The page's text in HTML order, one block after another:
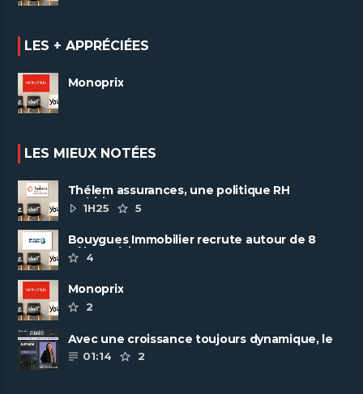
LES + APPRÉCIÉES
Monoprix
LES MIEUX NOTÉES
Thélem assurances, une politique RH
ambitieuse
1H25 5
Bouygues Immobilier recrute autour de 8
pôles métiers
4
Monoprix
2
Avec une croissance toujours dynamique, le
groupe Scalian continue de ......
01:14 2